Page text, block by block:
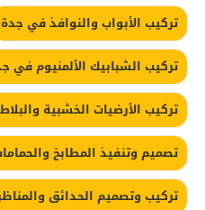
تركيب الأبواب والنوافذ في جدة
تركيب الشبابيك الألمنيوم في
تركيب الأرضيات الخشبية
تصميم وتنفيذ المطابخ
تركيب وتصميم الحدائق